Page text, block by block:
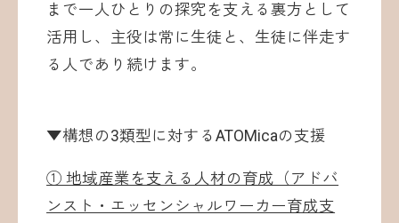
まで一人ひとりの探究を支える裏方として
活用し、主役は常に生徒と、生徒に伴走す
る人であり続けます。
▼構想の3類型に対するATOMicaの支援
① 地域産業を支える人材の育成（アドバ
ンスト・エッセンシャルワーカー育成支